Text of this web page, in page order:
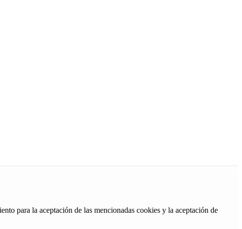
para la aceptación de las mencionadas cookies y la aceptación de